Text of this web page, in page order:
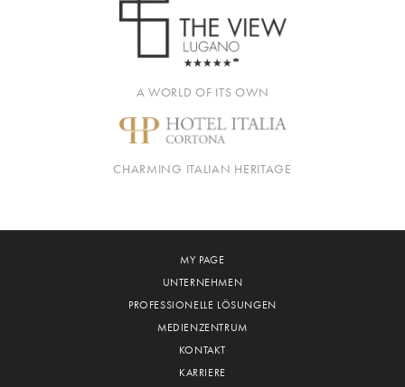
A WORLD OF ITS OWN
CHARMING ITALIAN HERITAGE
MY PAGE
UNTERNEHMEN
PROFESSIONELLE LÖSUNGEN
MEDIENZENTRUM
KONTAKT
KARRIERE